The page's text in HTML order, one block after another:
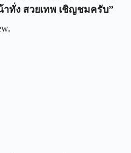
าทั่ง สวยเทพ เชิญชมครับ”